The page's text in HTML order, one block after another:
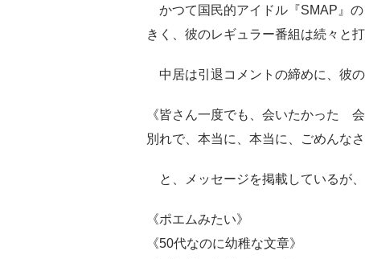
かつて国民的アイドル『SMAP』
きく、彼のレギュラー番組は続々と
中居は引退コメントの締めに、彼の
《皆さん一度でも、会いたかった
別れで、本当に、本当に、ごめんな
と、メッセージを掲載しているが
《ポエムみたい》
《50代なのに幼稚な文章》